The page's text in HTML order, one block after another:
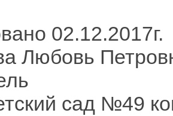
02.12.2017г.
Любовь
сад №49